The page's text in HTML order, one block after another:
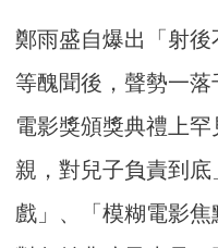
鄭雨盛自爆出「射後
等醜聞後，聲勢一
電影獎頒獎典禮上
親，對兒子負責到
戲」、「模糊電影